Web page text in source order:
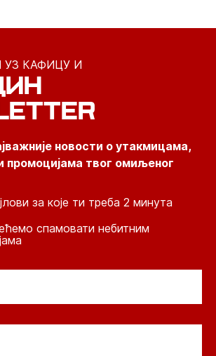
КАФИЦУ И
новости о утакмицама,
твог омиљеног
за које ти треба 2 минута
спамовати небитним